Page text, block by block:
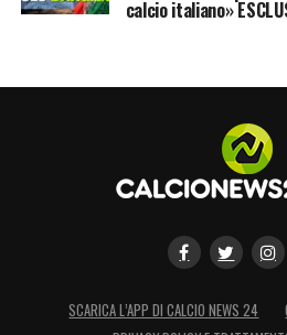
calcio italiano»
SCARICA L’APP DI CALCIO NEWS 24